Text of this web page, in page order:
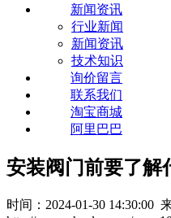
新闻资讯
行业新闻
新闻资讯
技术知识
询价留言
联系我们
淘宝商城
阿里巴巴
安装阀门前要了解
时间：2024-01-30 14:30:00